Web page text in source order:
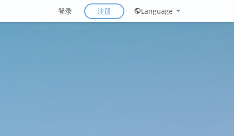
登录 注册 Language